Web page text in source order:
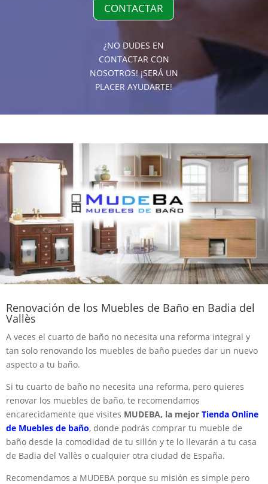
CONTACTAR
¿NO DUDES EN
CONTACTAR CON
NOSOTROS! ¡SERÁ UN
PLACER AYUDARTE!
Renovación de los Muebles de Baño en Badia del
Vallès
A veces el cuarto de baño no necesita una reforma integral y
tan solo renovando los muebles de baño puedes dar un nuevo
aspecto a tu baño.
Si tu cuarto de baño no necesita una reforma, pero quieres
renovar los muebles de baño, te recomendamos
encarecidamente que visites MUDEBA, la mejor Tienda Online
de Muebles de baño, donde podrás comprar tu mueble de
baño desde la comodidad de tu sillón y te lo llevarán a tu casa
de Badia del Vallès o cualquier otra ciudad de España.
Recomendamos a MUDEBA porque su misión es simple pero